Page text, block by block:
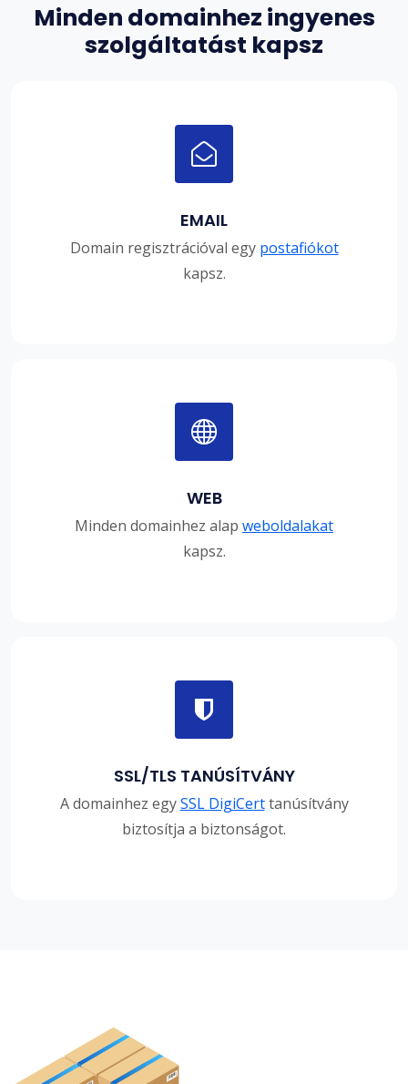
Minden domainhez ingyenes
szolgáltatást kapsz
EMAIL
Domain regisztrációval egy postafiókot
kapsz.
WEB
Minden domainhez alap weboldalakat
kapsz.
SSL/TLS TANÚSÍTVÁNY
A domainhez egySSL DigiCerttanúsítvány
biztosítja a biztonságot.